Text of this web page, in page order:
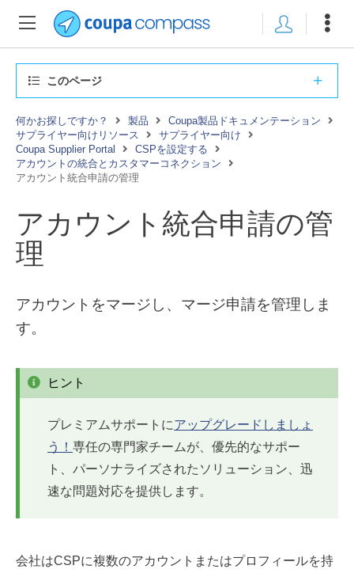
このページ
何かお探しですか？ 製品
Coupa製品ドキュメンテーション
サプライヤー向けリソース
サプライヤー向け
Coupa Supplier Portal
CSPを設定する
アカウントの統合とカスタマーコネクション
アカウント統合申請の管理
アカウント統合申請の管
理
アカウントをマージし、マージ申請を管理しま
す。
ヒント
プレミアムサポートにアップグレードしましょ
う！ 専任の専門家チームが、優先的なサポー
ト、パーソナライズされたソリューション、迅
速な問題対応を提供します。
会社はCSPに複数のアカウントまたはプロフィールを持